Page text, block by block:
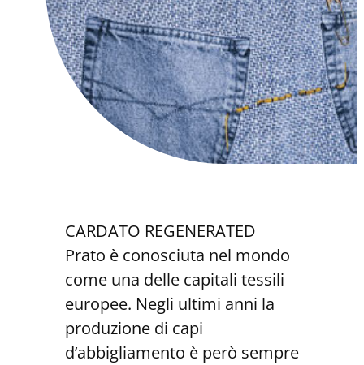
CARDATO REGENERATED
Prato è conosciuta nel mondo
come una delle capitali tessili
europee. Negli ultimi anni la
produzione di capi
d’abbigliamento è però sempre